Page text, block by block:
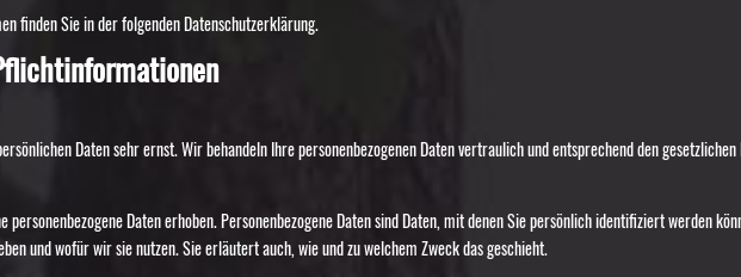
finden Sie in der folgenden Datenschutzerklärung.
Daten sehr ernst. Wir behandeln Ihre personenbezogenen Daten vertraulich und entsprechend den
personenbezogene Daten erhoben. Personenbezogene Daten sind Daten, mit denen Sie persönlich identifiziert werden
und wofür wir sie nutzen. Sie erläutert auch, wie und zu welchem Zweck das geschieht.